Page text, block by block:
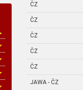
ČZ
ČZ
ČZ
ČZ
ČZ
JAWA - ČZ